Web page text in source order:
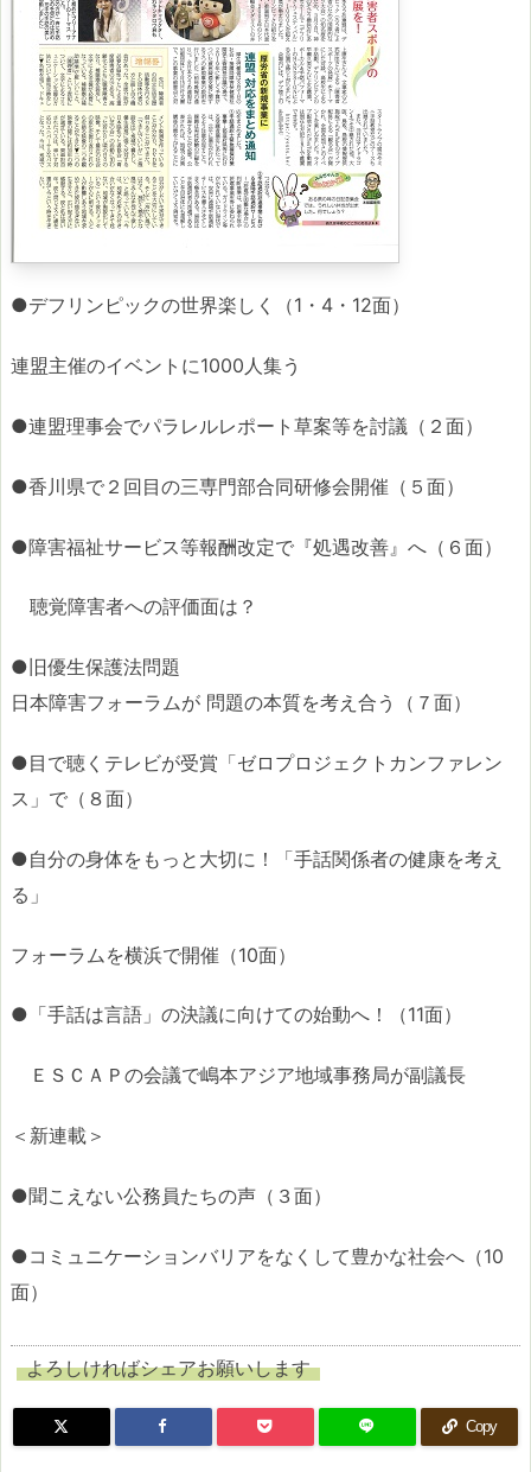
●デフリンピックの世界楽しく（1・4・12面）
連盟主催のイベントに1000人集う
●連盟理事会でパラレルレポート草案等を討議（２面）
●香川県で２回目の三専門部合同研修会開催（５面）
●障害福祉サービス等報酬改定で『処遇改善』へ（６面）
聴覚障害者への評価面は？
●旧優生保護法問題
日本障害フォーラムが 問題の本質を考え合う（７面）
●目で聴くテレビが受賞「ゼロプロジェクトカンファレン
ス」で（８面）
●自分の身体をもっと大切に！「手話関係者の健康を考え
る」
フォーラムを横浜で開催（10面）
●「手話は言語」の決議に向けての始動へ！（11面）
ＥＳＣＡＰの会議で嶋本アジア地域事務局が副議長
＜新連載＞
●聞こえない公務員たちの声（３面）
●コミュニケーションバリアをなくして豊かな社会へ（10
面）
よろしければシェアお願いします
Copy